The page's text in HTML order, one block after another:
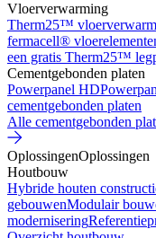
Vloerverwarming
Therm25™
fermacell®
een gratis Therm25™
Cementgebonden platen
Powerpanel HD
cementgebonden platen
Alle cementgebonden
OplossingenOplossingen
Houtbouw
Hybride houten
gebouwenModulair
modernisering